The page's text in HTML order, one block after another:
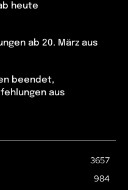
heute
ab 20. März aus
beendet,
aus
3657
984